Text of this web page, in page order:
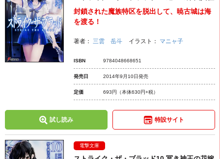
封鎖された魔族特区を脱出して、暁古城は海
を渡る！
著者： 三雲 岳斗 イラスト： マニャ子
ISBN 9784048668651
発売日 2014年9月10日発売
定価 693円 （本体630円+税）
試し読み 特設サイト
電撃文庫